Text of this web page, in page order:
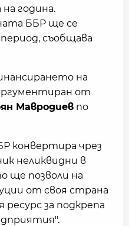
година.
ББР ще се
съобщава
на
от
Мавродиев по
конвертира чрез
неликвидни в
ще позволи на
от своя страна
ресурс за подкрепа